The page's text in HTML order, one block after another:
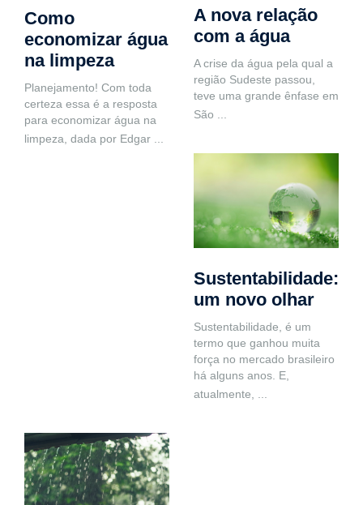
Como
economizar água
na limpeza
Planejamento! Com toda
certeza essa é a resposta
para economizar água na
limpeza, dada por Edgar
A nova relação
com a água
A crise da água pela qual a
região Sudeste passou,
teve uma grande ênfase em
São
Sustentabilidade:
um novo olhar
Sustentabilidade, é um
termo que ganhou muita
força no mercado brasileiro
há alguns anos. E,
atualmente,